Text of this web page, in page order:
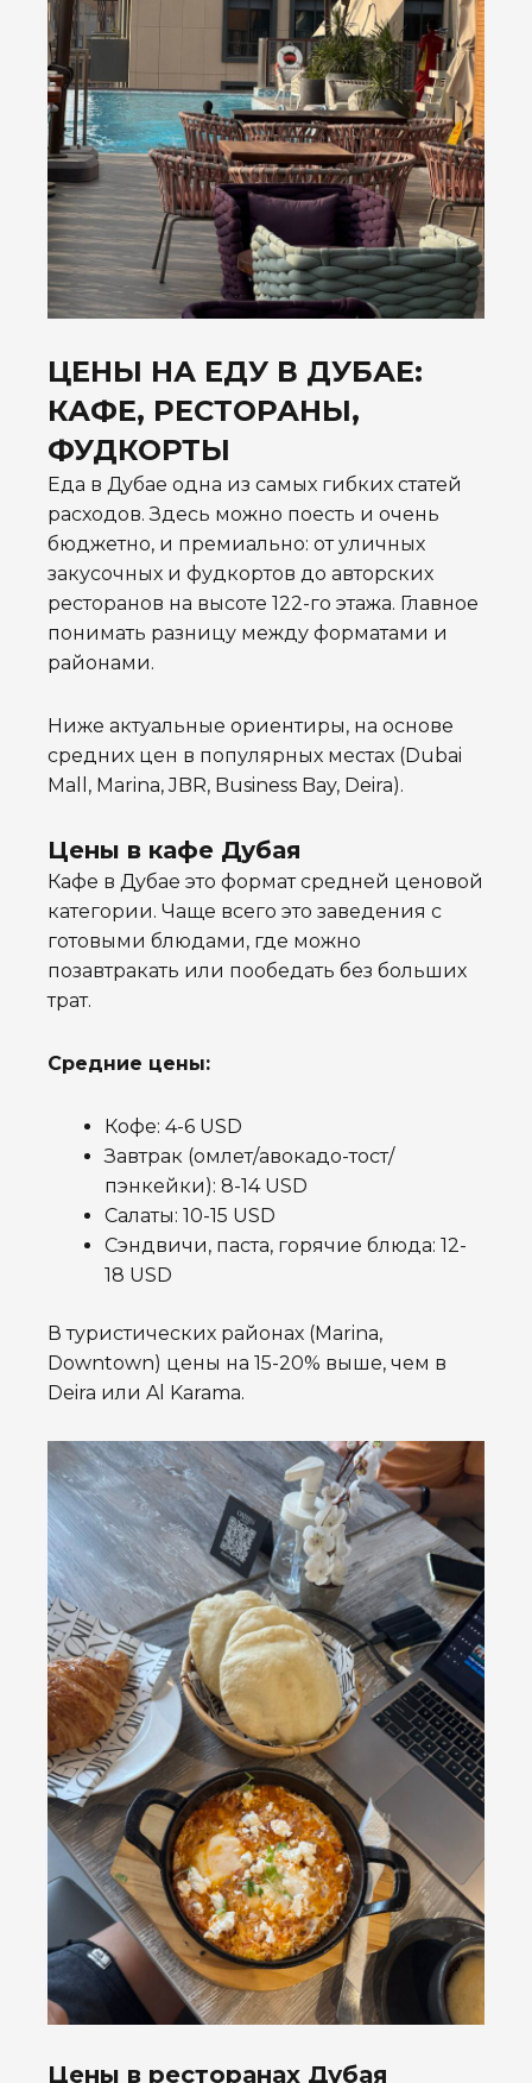
ЦЕНЫ НА ЕДУ В ДУБАЕ:
КАФЕ, РЕСТОРАНЫ,
ФУДКОРТЫ
Еда в Дубае одна из самых гибких статей
расходов. Здесь можно поесть и очень
бюджетно, и премиально: от уличных
закусочных и фудкортов до авторских
ресторанов на высоте 122-го этажа. Главное
понимать разницу между форматами и
районами.
Ниже актуальные ориентиры, на основе
средних цен в популярных местах (Dubai
Mall, Marina, JBR, Business Bay, Deira).
Цены в кафе Дубая
Кафе в Дубае это формат средней ценовой
категории. Чаще всего это заведения с
готовыми блюдами, где можно
позавтракать или пообедать без больших
трат.
Средние цены:
Кофе: 4-6 USD
Завтрак (омлет/авокадо-тост/
пэнкейки): 8-14 USD
Салаты: 10-15 USD
Сэндвичи, паста, горячие блюда: 12-
18 USD
В туристических районах (Marina,
Downtown) цены на 15-20% выше, чем в
Deira или Al Karama.
Цены в ресторанах Дубая